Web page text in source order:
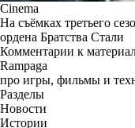
Cinema
На съёмках третьего
ордена Братства Стали
Комментарии к
Rampaga
про игры, фильмы и
Разделы
Новости
Истории